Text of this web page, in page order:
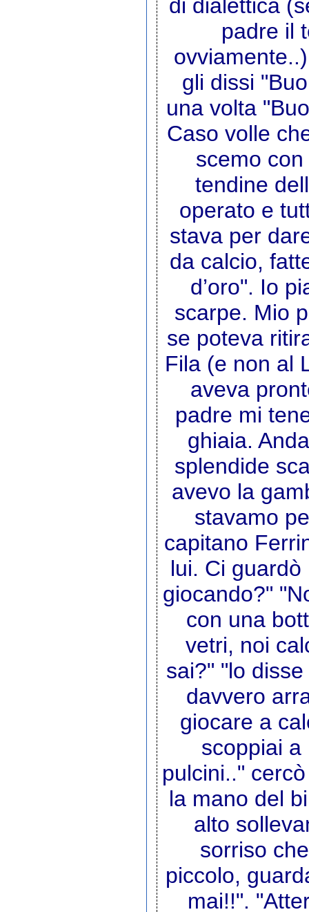
di dialettica
padre il
gli dissi
una volta
Caso volle
scemo
tendine
operato e
stava per
da calcio,
d’oro". Io
scarpe. Mio
se poteva
Fila (e non al
aveva
padre mi
ghiaia.
splendide
avevo la
stavamo
capitano
lui. Ci
giocando?"
con una
vetri, noi
sai?" "lo
davvero
giocare a
scoppiai a
pulcini.."
la mano del
alto
sorriso
piccolo,
mai!!".